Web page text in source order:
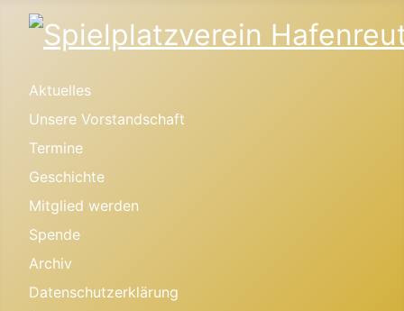
Aktuelles
Unsere Vorstandschaft
Termine
Geschichte
Mitglied werden
Spende
Archiv
Datenschutzerklärung